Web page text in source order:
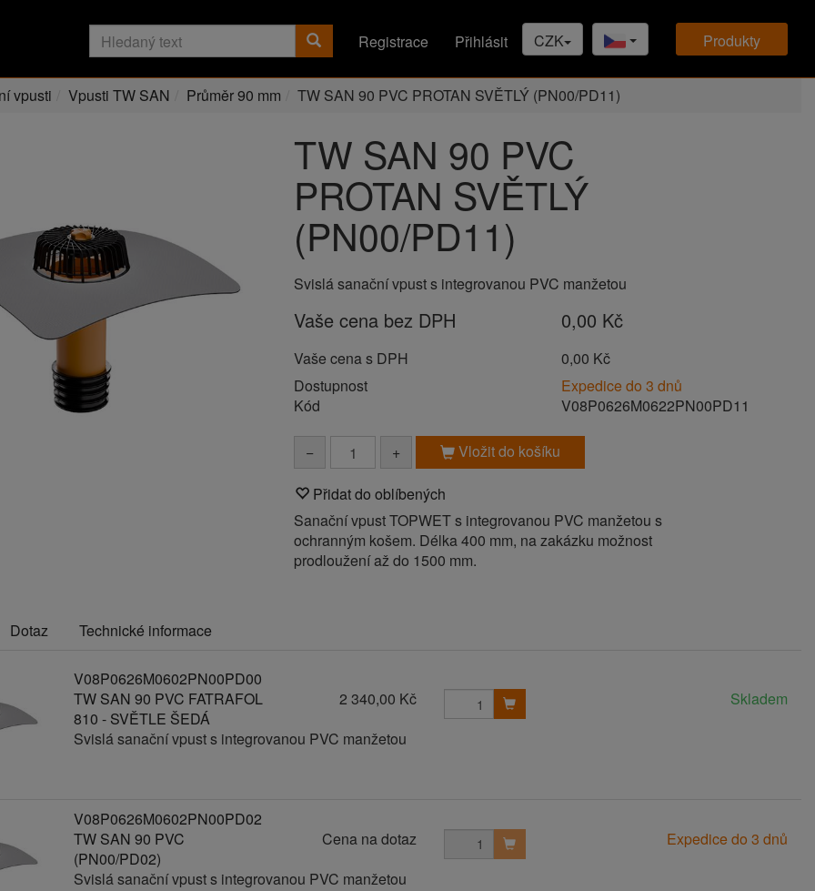
produkty
CZK
Registrace Přihlásit
vpusti Vpusti TW SAN Průměr 90 mm TW SAN 90 PVC PROTAN SVĚTLÝ (PN00/PD11)
TW SAN 90 PVC
PROTAN SVĚTLÝ
(PN00/PD11)
Svislá sanační vpust s integrovanou PVC manžetou
Vaše cena bez DPH 0,00 Kč
Vaše cena s DPH
0,00 Kč
Dostupnost
Expedice do 3 dnů
Kód
V08P0626M0622PN00PD11
− + Vložit do košíku
Přidat do oblíbených
Sanační vpust TOPWET s integrovanou PVC manžetou s
ochranným košem. Délka 400 mm, na zakázku možnost
prodloužení až do 1500 mm.
Dotaz Technické informace
V08P0626M0602PN00PD00
TW SAN 90 PVC FATRAFOL
810 - SVĚTLE ŠEDÁ
2 340,00 Kč
Skladem
Svislá sanační vpust s integrovanou PVC manžetou
V08P0626M0602PN00PD02
TW SAN 90 PVC
(PN00/PD02)
Cena na dotaz
Expedice do 3 dnů
Svislá sanační vpust s integrovanou PVC manžetou